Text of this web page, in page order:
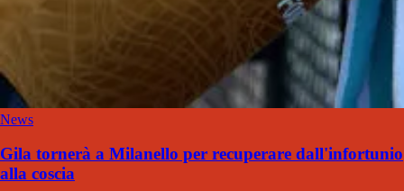
News
Gila tornerà a Milanello per recuperare dall'infortunio
alla coscia